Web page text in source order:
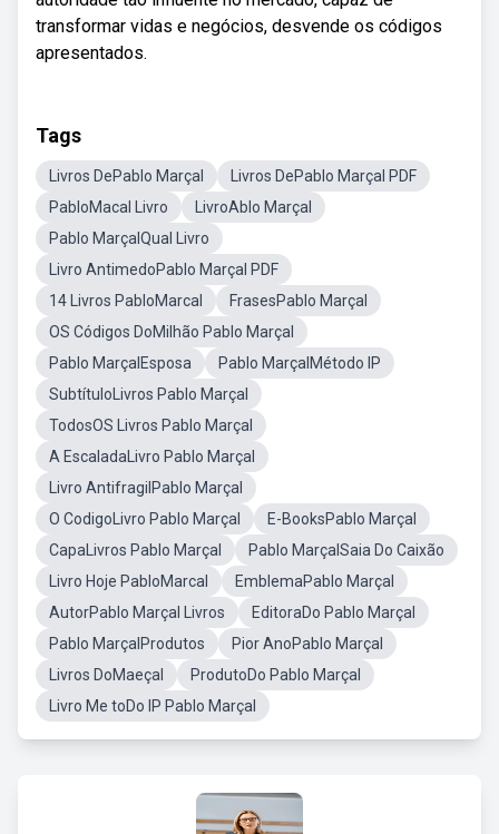
transformar vidas e negócios, desvende os códigos
apresentados.
Tags
Livros DePablo Marçal
Livros DePablo Marçal PDF
PabloMacal Livro
LivroAblo Marçal
Pablo MarçalQual Livro
Livro AntimedoPablo Marçal PDF
14 Livros PabloMarcal
FrasesPablo Marçal
OS Códigos DoMilhão Pablo Marçal
Pablo MarçalEsposa
Pablo MarçalMétodo IP
SubtítuloLivros Pablo Marçal
TodosOS Livros Pablo Marçal
A EscaladaLivro Pablo Marçal
Livro AntifragilPablo Marçal
O CodigoLivro Pablo Marçal
E-BooksPablo Marçal
CapaLivros Pablo Marçal
Pablo MarçalSaia Do Caixão
Livro Hoje PabloMarcal
EmblemaPablo Marçal
AutorPablo Marçal Livros
EditoraDo Pablo Marçal
Pablo MarçalProdutos
Pior AnoPablo Marçal
Livros DoMaeçal
ProdutoDo Pablo Marçal
Livro Me toDo IP Pablo Marçal